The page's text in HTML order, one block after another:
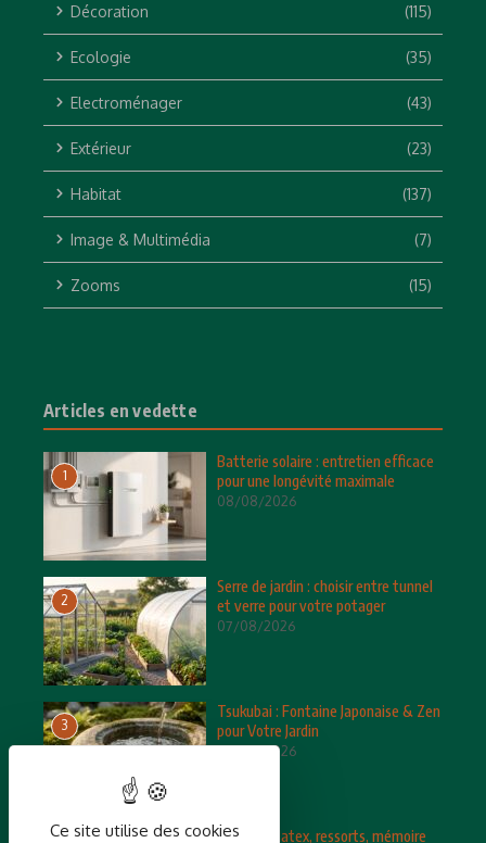
Décoration (115)
Ecologie (35)
Electroménager (43)
Extérieur (23)
Habitat (137)
Image & Multimédia (7)
Zooms (15)
Articles en vedette
1
Batterie solaire : entretien efficace
pour une longévité maximale
08/08/2026
2
Serre de jardin : choisir entre tunnel
et verre pour votre potager
07/08/2026
3
Tsukubai : Fontaine Japonaise & Zen
pour Votre Jardin
06/08/2026
Matelas : latex, ressorts, mémoire
Ce site utilise des cookies